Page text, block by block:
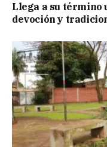
Llega a su término
devoción y